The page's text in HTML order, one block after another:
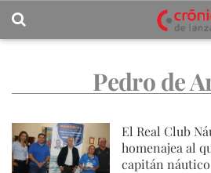
Pedro de
El Real Club
homenajea al
capitán